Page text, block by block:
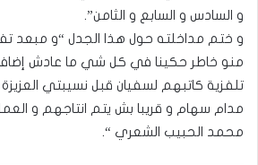
و السادس و السابع و الثامن”.
و ختم مداخلته حول هذا الجدل “و مبعد
منو خاطر حكينا في كل شي ما عادش
تلفزية كاتبهم لسفيان قبل نسيبتي
مدام سهام و قريبا بش يتم انتاجهم و
محمد الحبيب الشعري “.